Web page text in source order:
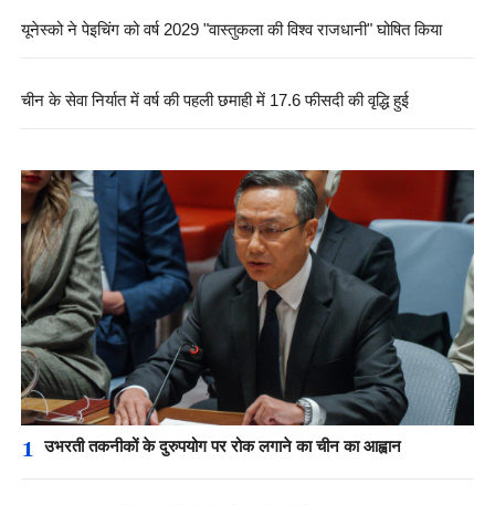
यूनेस्को ने पेइचिंग को वर्ष 2029 "वास्तुकला की विश्व राजधानी" घोषित किया
चीन के सेवा निर्यात में वर्ष की पहली छमाही में 17.6 फीसदी की वृद्धि हुई
1 उभरती तकनीकों के दुरुपयोग पर रोक लगाने का चीन का आह्वान